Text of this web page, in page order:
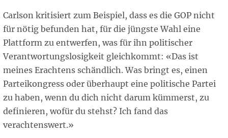
Carlson kritisiert zum Beispiel, dass es die GOP nicht
für nötig befunden hat, für die jüngste Wahl eine
Plattform zu entwerfen, was für ihn politischer
Verantwortungslosigkeit gleichkommt: «Das ist
meines Erachtens schändlich. Was bringt es, einen
Parteikongress oder überhaupt eine politische Partei
zu haben, wenn du dich nicht darum kümmerst, zu
definieren, wofür du stehst? Ich fand das
verachtenswert.»